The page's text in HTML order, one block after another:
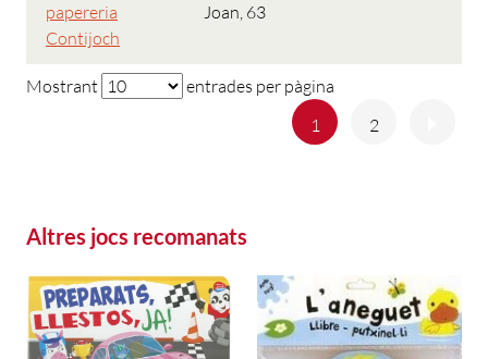
papereria
Contijoch
Joan, 63
Mostrant
entrades per pàgina
Anterior
1 2
Altres jocs recomanats